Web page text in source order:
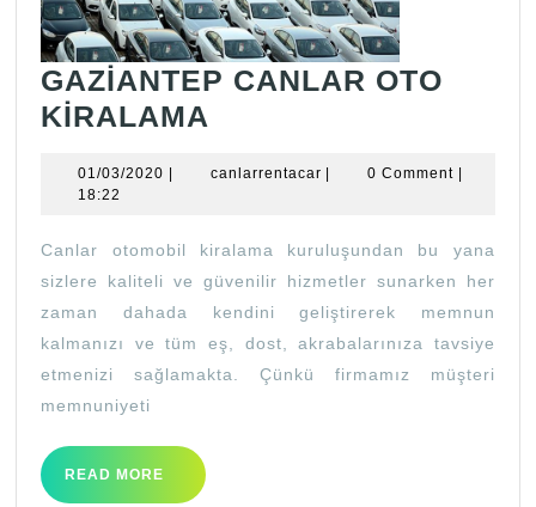
GAZİANTEP CANLAR OTO
KİRALAMA
OTO
01/03/2020 01/03/2020
| canlarrentacarcanlarrentacar
| 0 Comment |
18:22
Canlar otomobil kiralama kuruluşundan bu yana
sizlere kaliteli ve güvenilir hizmetler sunarken her
zaman dahada kendini geliştirerek memnun
kalmanızı ve tüm eş, dost, akrabalarınıza tavsiye
etmenizi sağlamakta. Çünkü firmamız müşteri
memnuniyeti
READ MORE
READ
MORE